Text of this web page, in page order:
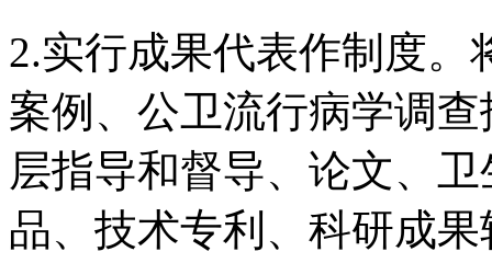
2.实行成果代表作制度
案例、公卫流行病学调
层指导和督导、论文、
品、技术专利、科研成